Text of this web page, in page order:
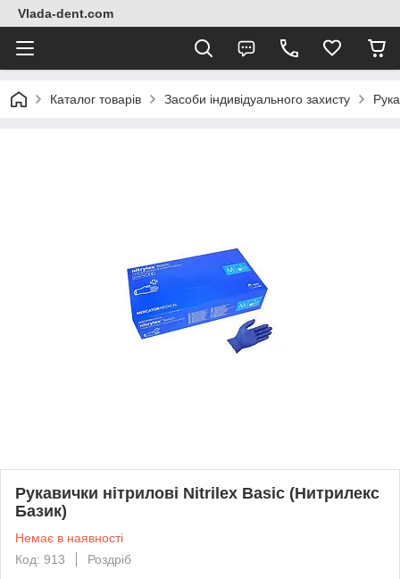
Vlada-dent.com
Каталог товарів Засоби індивідуального захисту
Рукавички нітрилові Nitrilex Basic (Нитрилекс
Базик)
Немає в наявності
Код: 913
Роздріб